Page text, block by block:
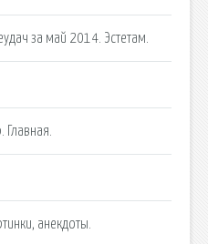
за май 2014. Эстетам.
анекдоты.